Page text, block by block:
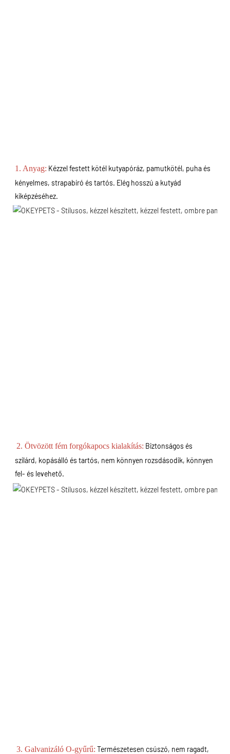
1. Anyag: Kézzel festett kötél kutyapóráz, pamutkötél, puha és
kényelmes, strapabíró és tartós. Elég hosszú a kutyád
kiképzéséhez.
2. Ötvözött fém forgókapocs kialakítás: Biztonságos és
szilárd, kopásálló és tartós, nem könnyen rozsdásodik, könnyen
fel- és levehető.
3. Galvanizáló O-gyűrű: Természetesen csúszó, nem ragadt,